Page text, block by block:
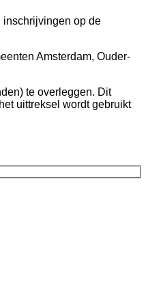
inschrijvingen op de
Amsterdam, Ouder-
te overleggen. Dit
uittreksel wordt gebruikt